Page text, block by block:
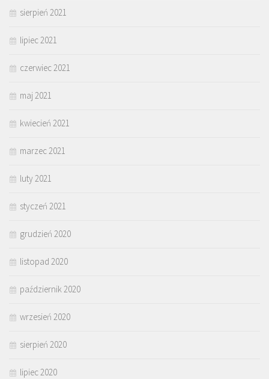
sierpień 2021
lipiec 2021
czerwiec 2021
maj 2021
kwiecień 2021
marzec 2021
luty 2021
styczeń 2021
grudzień 2020
listopad 2020
październik 2020
wrzesień 2020
sierpień 2020
lipiec 2020